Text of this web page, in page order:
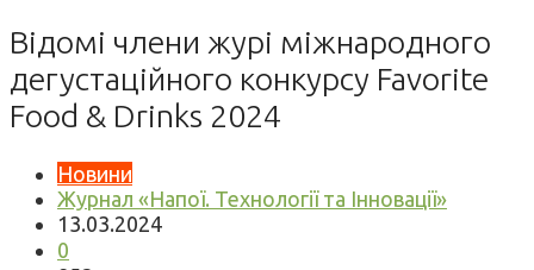
Відомі члени журі міжнародного
дегустаційного конкурсу Favorite
Food & Drinks 2024
Новини
Журнал «Напої. Технології та Інновації»
13.03.2024
0